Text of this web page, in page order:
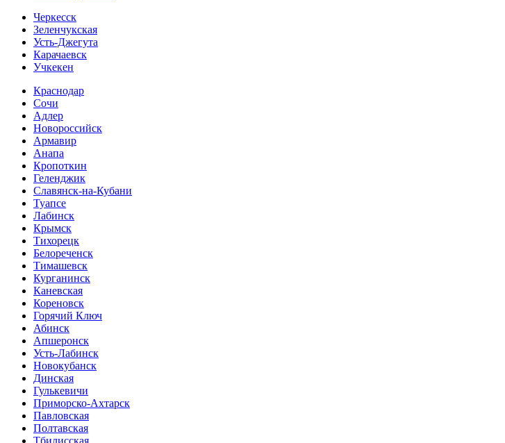
Черкесск
Зеленчукская
Усть-Джегута
Карачаевск
Учкекен
Краснодар
Сочи
Адлер
Новороссийск
Армавир
Анапа
Кропоткин
Геленджик
Славянск-на-Кубани
Туапсе
Лабинск
Крымск
Тихорецк
Белореченск
Тимашевск
Курганинск
Каневская
Кореновск
Горячий Ключ
Абинск
Апшеронск
Усть-Лабинск
Новокубанск
Динская
Гулькевичи
Приморско-Ахтарск
Павловская
Полтавская
Тбилисская